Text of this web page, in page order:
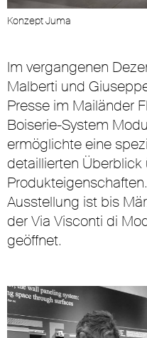
Konzept Juma
Im vergangenen
Malberti und
Presse im Mailänder
Boiserie-System
ermöglichte eine
detaillierten
Ausstellung ist bis
der Via Visconti di
geöffnet.